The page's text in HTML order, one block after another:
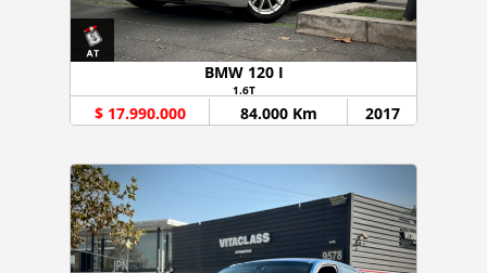
BMW 120 I
1.6T
$ 17.990.000 84.000 Km 2017